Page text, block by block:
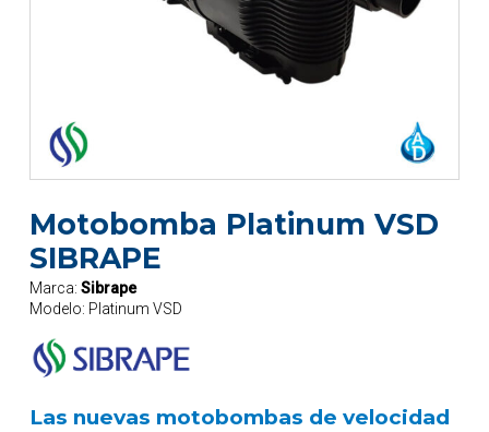
Motobomba Platinum VSD
SIBRAPE
Marca: Sibrape
Modelo: Platinum VSD
Las nuevas motobombas de velocidad